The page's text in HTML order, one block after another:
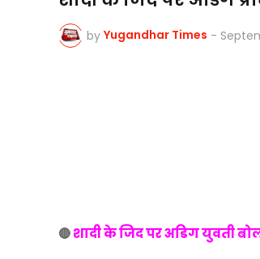
by Yugandhar Times -
🔴शादी के जिद पर अडिग युवती